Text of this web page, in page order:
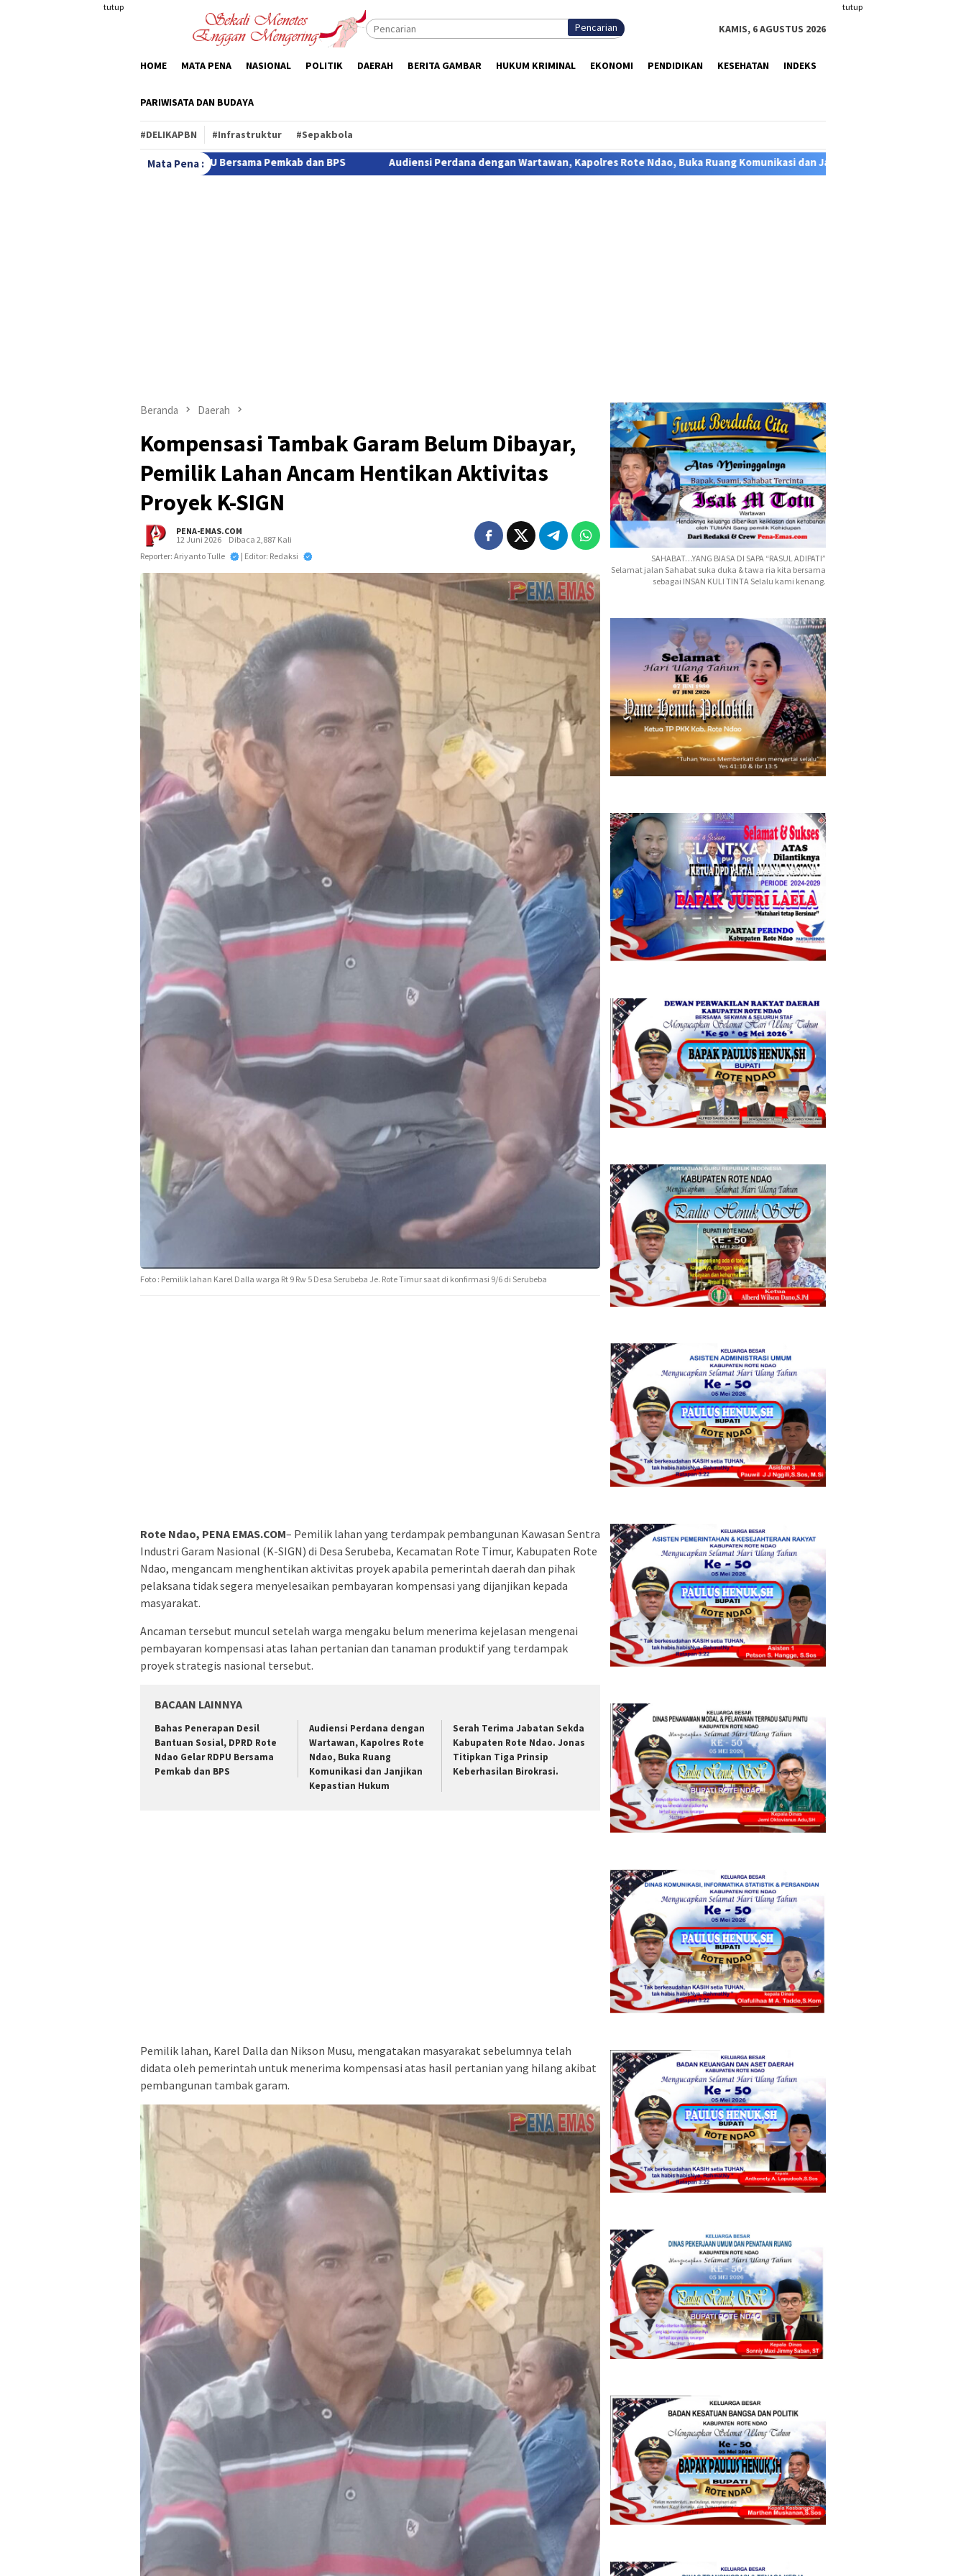
tutup tutup
Pencarian KAMIS, 6 AGUSTUS 2026
HOME MATA PENA NASIONAL POLITIK DAERAH BERITA GAMBAR HUKUM KRIMINAL EKONOMI PENDIDIKAN KESEHATAN INDEKS
PARIWISATA DAN BUDAYA
#DELIKAPBN #Infrastruktur #Sepakbola
Mata Pena :
RDPU Bersama Pemkab dan BPS Audiensi Perdana dengan Wartawan, Kapolres Rote Ndao, Buka Ruang Komunikasi dan Janjikan Kepastian Hukum Serah Terima Jabatan Sekda
Beranda Daerah
Kompensasi Tambak Garam Belum Dibayar,
Pemilik Lahan Ancam Hentikan Aktivitas
Proyek K-SIGN
PENA-EMAS.COM
12 Juni 2026
Dibaca 2,887 Kali
Reporter: Ariyanto Tulle
| Editor: Redaksi
Foto : Pemilik lahan Karel Dalla warga Rt 9 Rw 5 Desa Serubeba Je. Rote Timur saat di konfirmasi 9/6 di Serubeba
Rote Ndao, PENA EMAS.COM– Pemilik lahan yang terdampak pembangunan Kawasan Sentra
Industri Garam Nasional (K-SIGN) di Desa Serubeba, Kecamatan Rote Timur, Kabupaten Rote
Ndao, mengancam menghentikan aktivitas proyek apabila pemerintah daerah dan pihak
pelaksana tidak segera menyelesaikan pembayaran kompensasi yang dijanjikan kepada
masyarakat.
Ancaman tersebut muncul setelah warga mengaku belum menerima kejelasan mengenai
pembayaran kompensasi atas lahan pertanian dan tanaman produktif yang terdampak
proyek strategis nasional tersebut.
BACAAN LAINNYA
Bahas Penerapan Desil
Bantuan Sosial, DPRD Rote
Ndao Gelar RDPU Bersama
Pemkab dan BPS
Audiensi Perdana dengan
Wartawan, Kapolres Rote
Ndao, Buka Ruang
Komunikasi dan Janjikan
Kepastian Hukum
Serah Terima Jabatan Sekda
Kabupaten Rote Ndao. Jonas
Titipkan Tiga Prinsip
Keberhasilan Birokrasi.
Pemilik lahan, Karel Dalla dan Nikson Musu, mengatakan masyarakat sebelumnya telah
didata oleh pemerintah untuk menerima kompensasi atas hasil pertanian yang hilang akibat
pembangunan tambak garam.
SAHABAT…YANG BIASA DI SAPA “RASUL ADIPATI”
Selamat jalan Sahabat suka duka & tawa ria kita bersama
sebagai INSAN KULI TINTA Selalu kami kenang.